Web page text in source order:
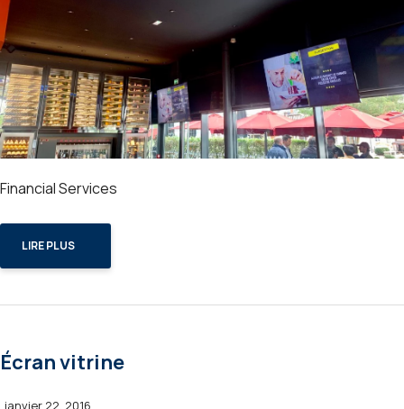
Financial Services
LIRE PLUS
Écran vitrine
janvier 22, 2016